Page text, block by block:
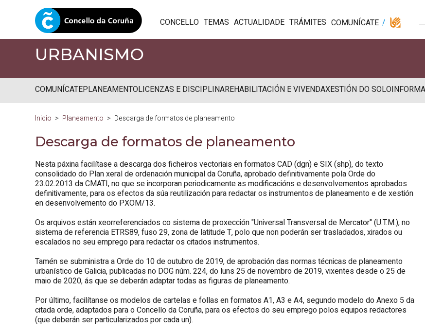
CONCELLO TEMAS ACTUALIDADE TRÁMITES COMUNÍCATE
URBANISMO
COMUNÍCATEPLANEAMENTOLICENZAS E DISCIPLINAREHABILITACIÓN E VIVENDAXESTIÓN DO SOLO
Inicio Planeamento Descarga de formatos de planeamento
Descarga de formatos de planeamento
Nesta páxina facilítase a descarga dos ficheiros vectoriais en formatos CAD (dgn) e SIX (shp), do texto
consolidado do Plan xeral de ordenación municipal da Coruña, aprobado definitivamente pola Orde do
23.02.2013 da CMATI, no que se incorporan periodicamente as modificacións e desenvolvementos aprobados
definitivamente, para os efectos da súa reutilización para redactar os instrumentos de planeamento e de xestión
en desenvolvemento do PXOM/13.
Os arquivos están xeorreferenciados co sistema de proxección "Universal Transversal de Mercator" (U.T.M.), no
sistema de referencia ETRS89, fuso 29, zona de latitude T, polo que non poderán ser trasladados, xirados ou
escalados no seu emprego para redactar os citados instrumentos.
Tamén se subministra a Orde do 10 de outubro de 2019, de aprobación das normas técnicas de planeamento
urbanístico de Galicia, publicadas no DOG núm. 224, do luns 25 de novembro de 2019, vixentes desde o 25 de
maio de 2020, ás que se deberán adaptar todas as figuras de planeamento.
Por último, facilítanse os modelos de cartelas e follas en formatos A1, A3 e A4, segundo modelo do Anexo 5 da
citada orde, adaptados para o Concello da Coruña, para os efectos do seu emprego polos equipos redactores
(que deberán ser particularizados por cada un).